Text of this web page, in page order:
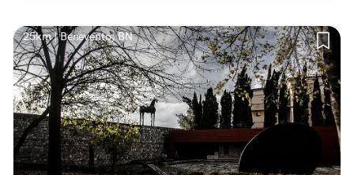
25km | Benevento, BN